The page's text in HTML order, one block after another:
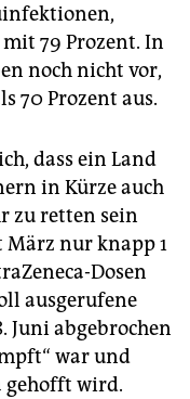
79 Prozent. In
noch nicht vor,
70 Prozent aus.
dass ein Land
in Kürze auch
zu retten sein
nur knapp 1
Dosen
ausgerufene
Juni abgebrochen
war und
gehofft wird.